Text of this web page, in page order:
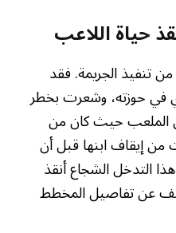
حياة اللاعب
تنفيذ الجريمة. فقد
في حوزته، وشعرت بخطر
الملعب حيث كان من
من إيقاف ابنها قبل أن
التدخل الشجاع أنقذ
عن تفاصيل المخطط